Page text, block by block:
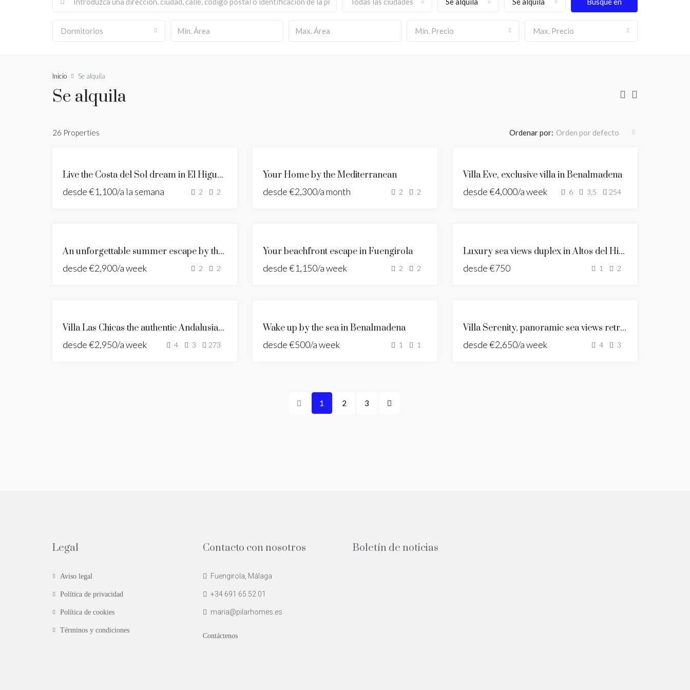
Dormitorios Mín. Precio Max. Precio
Inicio Se alquila
Se alquila
26 Properties Ordenar por: Orden por defecto
ALQUILA
HOLIDAY
Live the Costa del Sol dream in El Higueron
desde€1,100/a la semana 2 2
ALQUILA
NUEVO
Your Home by the Mediterranean
desde€2,300/a month 2 2
ALQUILA
HOLIDAY
Villa Eve, exclusive villa in Benalmadena
desde€4,000/a week 6 3,5 254
ALQUILA
LUXURY
An unforgettable summer escape by the sea
desde€2,900/a week 2 2
ALQUILA
HOLIDAY
Your beachfront escape in Fuengirola
desde€1,150/a week 2 2
ALQUILA
LISTING
Luxury sea views duplex in Altos del Higueron
desde€750 1 2
STYLE VILLA
SE ALQUILA
Villa Las Chicas the authentic Andalusian retreat
desde€2,950/a week 4 3 273
ALQUILA
HOLIDAY
Wake up by the sea in Benalmadena
desde€500/a week 1 1
STYLE VILLA
SE ALQUILA
Villa Serenity, panoramic sea views retreat in La Capellania
desde€2,650/a week 4 3
1 2 3
Legal
Aviso legal
Política de privacidad
Política de cookies
Términos y condiciones
Contacto con nosotros
Fuengirola, Málaga
+34 691 65 52 01
maria@pilarhomes.es
Contáctenos
Boletín de noticias